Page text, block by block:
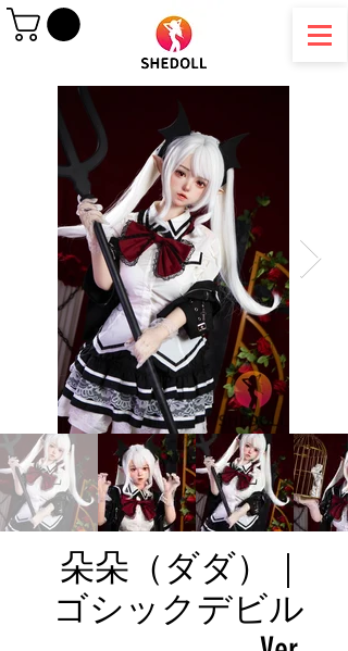
朵朵（ダダ）｜
ゴシックデビル